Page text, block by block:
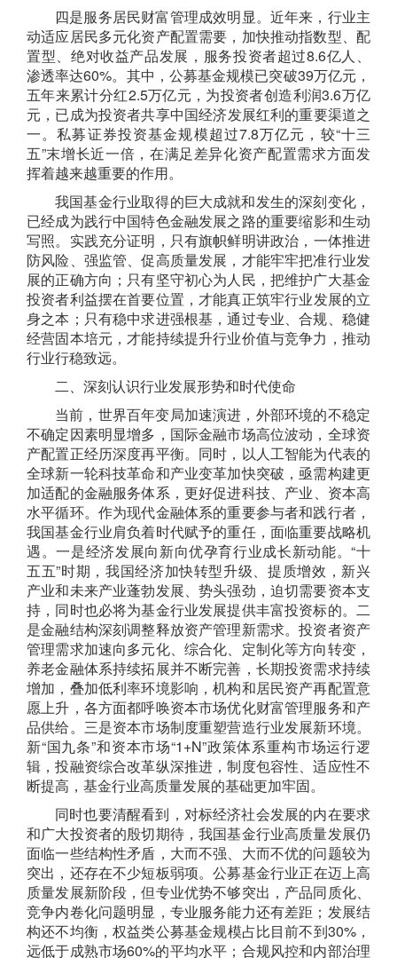
四是服务居民财富管理成效明显。 近年来，行业主
动适应居民多元化资产配置需要，加快推动指数型、配
置型、绝对收益产品发展， 服务投资者超过8.6亿人 、
渗透率达60%。其中，公募基金规模已突破39万亿元，
五年来累计分红2.5万亿元， 为投资者创造利润3.6万亿
元， 已成为投资者共享中国经济发展红利的重要渠道之
一。私募证券投资基金规模超过7.8万亿元，较“十三
五”末增长近一倍，在满足差异化资产配置需求方面发
挥着越来越重要的作用。
我国基金行业取得的巨大成就和发生的深刻变化，
已经成为践行中国特色金融发展之路的重要缩影和生动
写照。 实践充分证明， 只有旗帜鲜明讲政治， 一体推进
防风险、强监管、促高质量发展， 才能牢牢把准行业发
展的正确方向；只有坚守初心为人民， 把维护广大基金
投资者利益摆在首要位置，才能真正筑牢行业发展的立
身之本；只有稳中求进强根基，通过专业、合规、稳健
经营固本培元，才能持续提升行业价值与竞争力 ，推动
行业行稳致远。
二、深刻认识行业发展形势和时代使命
当前，世界百年变局加速演进，外部环境的不稳定
不确定因素明显增多，国际金融市场高位波动，全球资
产配置正经历深度再平衡。同时，以人工智能为代表的
全球新一轮科技革命和产业变革加快突破，亟需构建更
加适配的金融服务体系，更好促进科技、 产业、资本高
水平循环。作为现代金融体系的重要参与者和践行者，
我国基金行业肩负着时代赋予的重任，面临重要战略机
遇。一是经济发展向新向优孕育行业成长新动能。“十
五五”时期，我国经济加快转型升级、提质增效，新兴
产业和未来产业蓬勃发展、势头强劲，迫切需要资本支
持，同时也必将为基金行业发展提供丰富投资标的。 二
是金融结构深刻调整释放资产管理新需求。投资者资产
管理需求加速向多元化、综合化、定制化等方向转变，
养老金融体系持续拓展并不断完善，长期投资需求持续
增加，叠加低利率环境影响，机构和居民资产再配置意
愿上升，各方面都呼唤资本市场优化财富管理服务和产
品供给。 三是资本市场制度重塑营造行业发展新环境。
新“国九条”和资本市场“1+N”政策体系重构市场运行逻
辑，投融资综合改革纵深推进，制度包容性、适应性不
断提高，基金行业高质量发展的基础更加牢固。
同时也要清醒看到，对标经济社会发展的内在要求
和广大投资者的殷切期待，我国基金行业高质量发展仍
面临一些结构性矛盾，大而不强、大而不优的问题较为
突出，还存在不少短板弱项。公募基金行业正在迈上高
质量发展新阶段，但专业优势不够突出，产品同质化、
竞争内卷化问题明显，专业服务能力还有差距；发展结
构还不均衡，权益类公募基金规模占比目前不到30%，
远低于成熟市场60%的平均水平； 合规风控和内部治理